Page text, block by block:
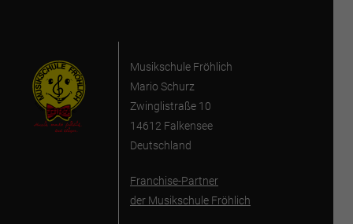
Musikschule Fröhlich
Mario Schurz
Zwinglistraße 10
14612 Falkensee
Deutschland
Franchise-Partner
der Musikschule Fröhlich